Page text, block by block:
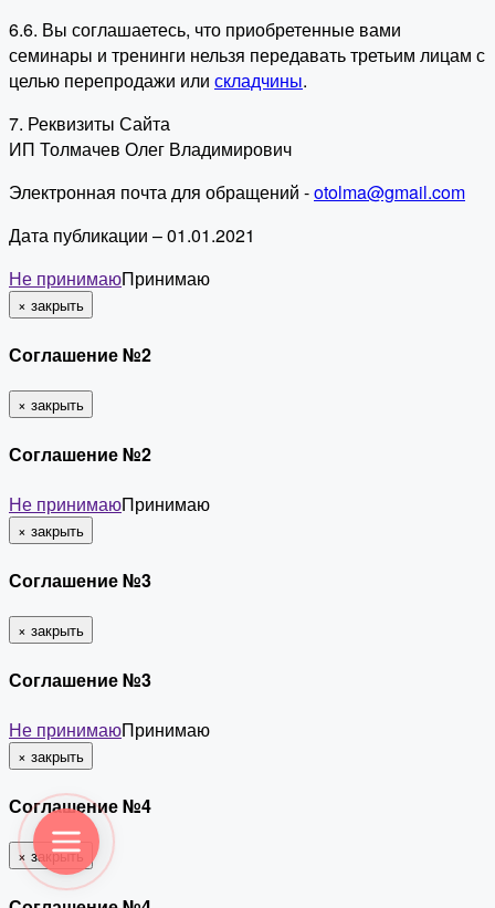
6.6. Вы соглашаетесь, что приобретенные вами
семинары и тренинги нельзя передавать третьим лицам с
целью перепродажи или складчины.
7. Реквизиты Сайта
ИП Толмачев Олег Владимирович
Электронная почта для обращений -otolma@gmail.com
Дата публикации – 01.01.2021
Не принимаюПринимаю
× закрыть
Соглашение №2
× закрыть
Соглашение №2
Не принимаюПринимаю
× закрыть
Соглашение №3
× закрыть
Соглашение №3
Не принимаюПринимаю
× закрыть
Соглашение №4
× закрыть